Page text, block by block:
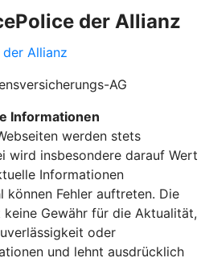
der Allianz
Allianz
AG
Informationen
werden stets
wird insbesondere darauf Wert
Informationen
können Fehler auftreten. Die
Gewähr für die Aktualität,
oder
und lehnt ausdrücklich